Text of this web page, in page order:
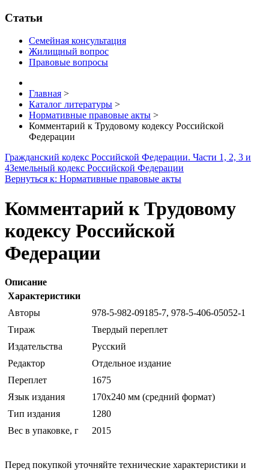
Статьи
Семейная консультация
Жилищный вопрос
Правовые вопросы
Главная >
Каталог литературы >
Нормативные правовые акты >
Комментарий к Трудовому кодексу Российской
Федерации
Гражданский кодекс Российской Федерации. Части 1, 2, 3 и
4Земельный кодекс Российской Федерации
Вернуться к: Нормативные правовые акты
Комментарий к Трудовому
кодексу Российской
Федерации
Описание
Характеристики
Авторы
978-5-982-09185-7, 978-5-406-05052-1
Тираж
Твердый переплет
Издательства
Русский
Редактор
Отдельное издание
Переплет
1675
Язык издания
170x240 мм (средний формат)
Тип издания
1280
Вес в упаковке, г
2015
Перед покупкой уточняйте технические характеристики и